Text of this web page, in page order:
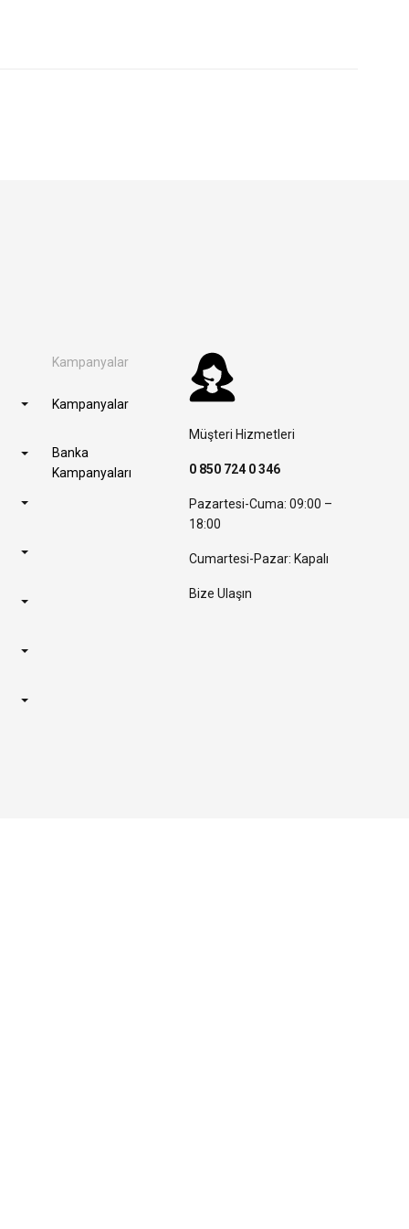
Kampanyalar
Kampanyalar
Banka
Kampanyaları
Müşteri Hizmetleri
0 850 724 0 346
Pazartesi-Cuma: 09:00 –
18:00
Cumartesi-Pazar: Kapalı
Bize Ulaşın